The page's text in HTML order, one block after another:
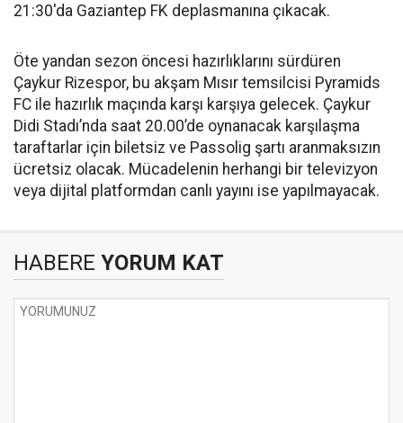
21:30'da Gaziantep FK deplasmanına çıkacak.
Öte yandan sezon öncesi hazırlıklarını sürdüren
Çaykur Rizespor, bu akşam Mısır temsilcisi Pyramids
FC ile hazırlık maçında karşı karşıya gelecek. Çaykur
Didi Stadı’nda saat 20.00’de oynanacak karşılaşma
taraftarlar için biletsiz ve Passolig şartı aranmaksızın
ücretsiz olacak. Mücadelenin herhangi bir televizyon
veya dijital platformdan canlı yayını ise yapılmayacak.
HABERE YORUM KAT